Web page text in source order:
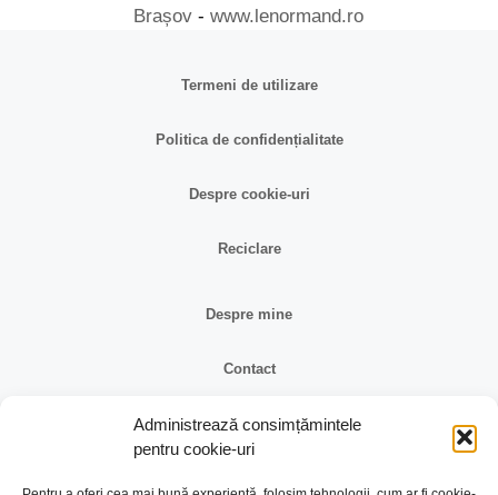
Administrează consimțămintele
pentru cookie-uri
Brașov -www.lenormand.ro
Termeni de utilizare
Politica de confidențialitate
Despre cookie-uri
Reciclare
Despre mine
Contact
Reclamații și retur